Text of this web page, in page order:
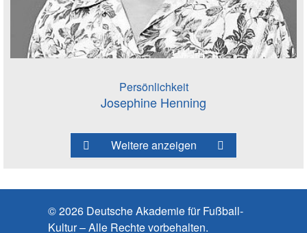
Persönlichkeit
Josephine Henning
Weitere anzeigen
© 2026 Deutsche Akademie für Fußball-
Kultur – Alle Rechte vorbehalten.